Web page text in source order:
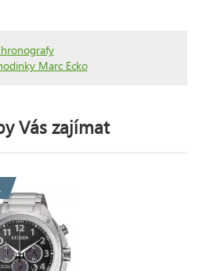
Marc Ecko
Vás zajímat